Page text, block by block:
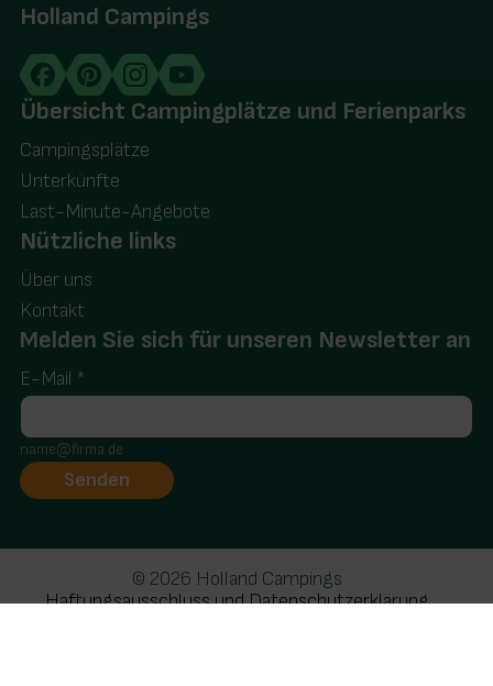
Holland Campings
Übersicht Campingplätze und Ferienparks
Campingsplätze
Unterkünfte
Last-Minute-Angebote
Nützliche links
Über uns
Kontakt
Melden Sie sich für unseren Newsletter an
E-Mail *
name@firma.de
© 2026 Holland Campings
Haftungsausschluss und Datenschutzerklärung